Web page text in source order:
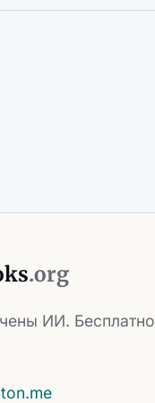
.org
ИИ. Бесплатно